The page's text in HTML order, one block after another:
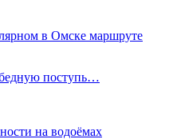
в Омске маршруте
поступь…
на водоёмах